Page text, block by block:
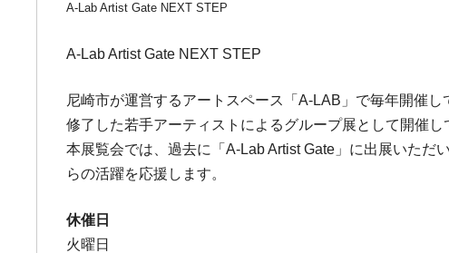
A-Lab Artist Gate NEXT STEP
A-Lab Artist Gate NEXT STEP
尼崎市が運営するアートスペース「A-LAB」で毎年開催
修了した若手アーティストによるグループ展として開催し
本展覧会では、過去に「A-Lab Artist Gate」に出展いた
らの活躍を応援します。
休催日
火曜日